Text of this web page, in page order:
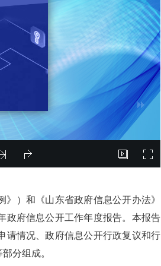
）和《山东省政府信息公开办法》
政府信息公开工作年度报告。本报告
请情况、政府信息公开行政复议和行
分组成。